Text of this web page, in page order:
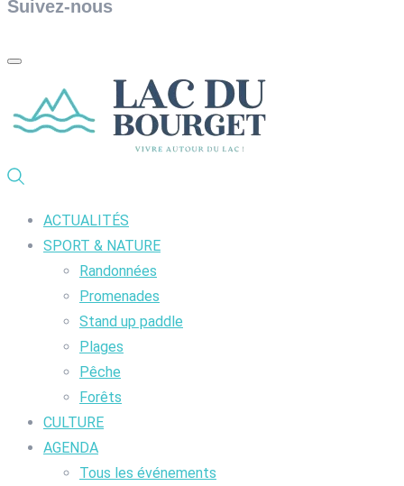
Suivez-nous
ACTUALITÉS
SPORT & NATURE
Randonnées
Promenades
Stand up paddle
Plages
Pêche
Forêts
CULTURE
AGENDA
Tous les événements